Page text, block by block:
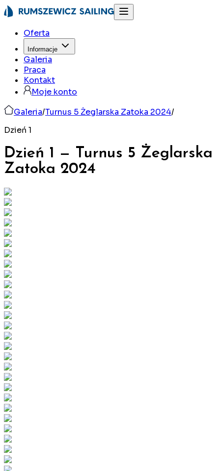
Oferta
Informacje
Galeria
Praca
Kontakt
Moje konto
Galeria/Turnus 5 Żeglarska Zatoka 2024/
Dzień 1
Dzień 1 —
Turnus 5 Żeglarska
Zatoka 2024